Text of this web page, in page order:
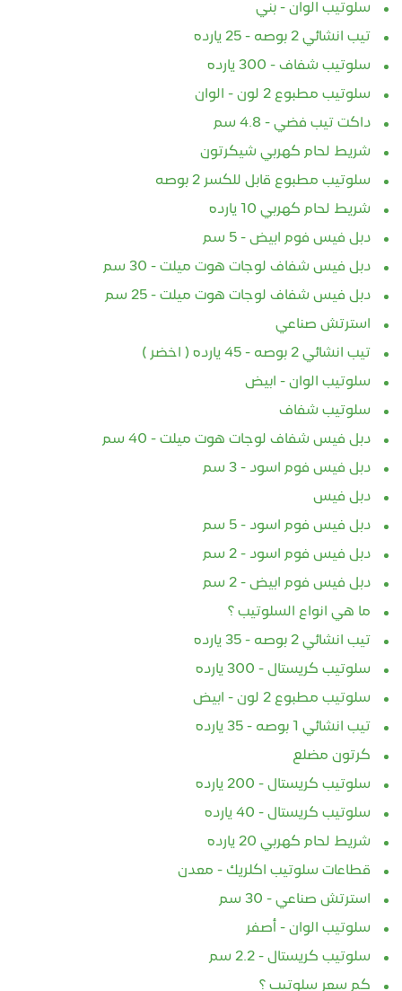
سلوتيب الوان - بني
تيب انشائي 2 بوصه - 25 يارده
سلوتيب شفاف - 300 يارده
سلوتيب مطبوع 2 لون - الوان
داكت تيب فضي - 4.8 سم
شريط لحام كهربي شيكرتون
سلوتيب مطبوع قابل للكسر 2 بوصه
شريط لحام كهربي 10 يارده
دبل فيس فوم ابيض - 5 سم
دبل فيس شفاف لوجات هوت ميلت - 30 سم
دبل فيس شفاف لوجات هوت ميلت - 25 سم
استرتش صناعي
تيب انشائي 2 بوصه - 45 يارده ( اخضر )
سلوتيب الوان - ابيض
سلوتيب شفاف
دبل فيس شفاف لوجات هوت ميلت - 40 سم
دبل فيس فوم اسود - 3 سم
دبل فيس
دبل فيس فوم اسود - 5 سم
دبل فيس فوم اسود - 2 سم
دبل فيس فوم ابيض - 2 سم
ما هي انواع السلوتيب ؟
تيب انشائي 2 بوصه - 35 يارده
سلوتيب كريستال - 300 يارده
سلوتيب مطبوع 2 لون - ابيض
تيب انشائي 1 بوصه - 35 يارده
كرتون مضلع
سلوتيب كريستال - 200 يارده
سلوتيب كريستال - 40 يارده
شريط لحام كهربي 20 يارده
قطاعات سلوتيب اكلريك - معدن
استرتش صناعي - 30 سم
سلوتيب الوان - أصفر
سلوتيب كريستال - 2.2 سم
كم سعر سلوتيب ؟